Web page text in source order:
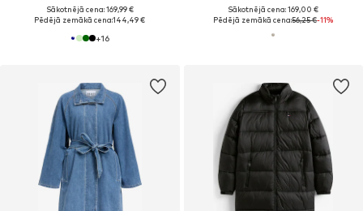
Sākotnējā cena: 169,99 €
Pēdējā zemākā cena:144,49 €
+16
Sākotnējā cena: 169,00 €
Pēdējā zemākā cena:56,25 €-11%